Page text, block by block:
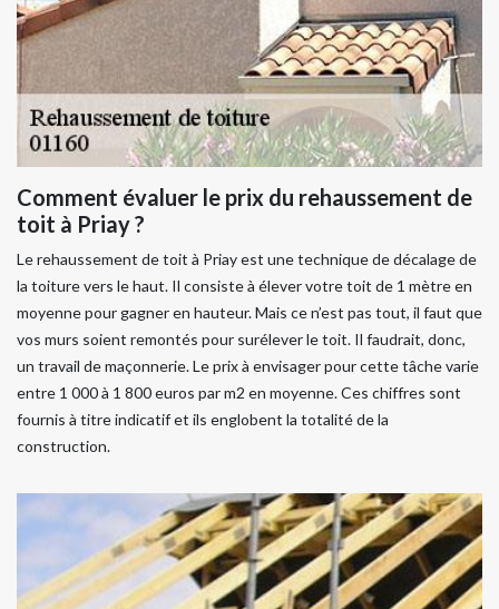
Comment évaluer le prix du rehaussement de
toit à Priay ?
Le rehaussement de toit à Priay est une technique de décalage de
la toiture vers le haut. Il consiste à élever votre toit de 1 mètre en
moyenne pour gagner en hauteur. Mais ce n’est pas tout, il faut que
vos murs soient remontés pour surélever le toit. Il faudrait, donc,
un travail de maçonnerie. Le prix à envisager pour cette tâche varie
entre 1 000 à 1 800 euros par m2 en moyenne. Ces chiffres sont
fournis à titre indicatif et ils englobent la totalité de la
construction.